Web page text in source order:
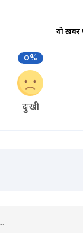
यो खबर
0%
दुःखी